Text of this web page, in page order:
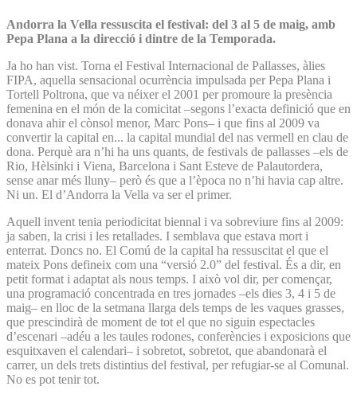
Andorra la Vella ressuscita el festival: del 3 al 5 de maig, amb
Pepa Plana a la direcció i dintre de la Temporada.
Ja ho han vist. Torna el Festival Internacional de Pallasses, àlies
FIPA, aquella sensacional ocurrència impulsada per Pepa Plana i
Tortell Poltrona, que va néixer el 2001 per promoure la presència
femenina en el món de la comicitat –segons l’exacta definició que en
donava ahir el cònsol menor, Marc Pons– i que fins al 2009 va
convertir la capital en... la capital mundial del nas vermell en clau de
dona. Perquè ara n’hi ha uns quants, de festivals de pallasses –els de
Rio, Hèlsinki i Viena, Barcelona i Sant Esteve de Palautordera,
sense anar més lluny– però és que a l’època no n’hi havia cap altre.
Ni un. El d’Andorra la Vella va ser el primer.
Aquell invent tenia periodicitat biennal i va sobreviure fins al 2009:
ja saben, la crisi i les retallades. I semblava que estava mort i
enterrat. Doncs no. El Comú de la capital ha ressuscitat el que el
mateix Pons defineix com una “versió 2.0” del festival. És a dir, en
petit format i adaptat als nous temps. I això vol dir, per començar,
una programació concentrada en tres jornades –els dies 3, 4 i 5 de
maig– en lloc de la setmana llarga dels temps de les vaques grasses,
que prescindirà de moment de tot el que no siguin espectacles
d’escenari –adéu a les taules rodones, conferències i exposicions que
esquitxaven el calendari– i sobretot, sobretot, que abandonarà el
carrer, un dels trets distintius del festival, per refugiar-se al Comunal.
No es pot tenir tot.